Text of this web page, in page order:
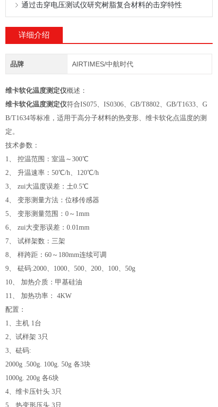
通过击穿电压测试仪研究树脂复合材料的击穿特性
详细介绍
品牌 AIRTIMES/中航时代
维卡软化温度测定仪概述：
维卡软化温度测定仪符合IS075、IS0306、GB/T8802、GB/T1633、G
B/T1634等标准，适用于高分子材料的热变形、维卡软化点温度的测
定。
技术参数：
1、 控温范围：室温～300℃
2、 升温速率：50℃/h、120℃/h
3、 zui大温度误差：土0.5℃
4、 变形测量方法：位移传感器
5、 变形测量范围：0～1mm
6、 zui大变形误差：0.01mm
7、 试样架数：三架
8、 样跨距：60～180mm连续可调
9、 砝码:2000、1000、500、200、100、50g
10、 加热介质：甲基硅油
11、 加热功率： 4KW
配置：
1、主机 1台
2、试样架 3只
3、砝码:
2000g .500g. 100g. 50g 各3块
1000g. 200g 各6块
4、维卡压针头 3只
5、热变形压头 3只